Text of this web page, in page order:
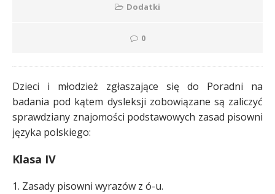
Dodatki
0
Dzieci i młodzież zgłaszające się do Poradni na
badania pod kątem dysleksji zobowiązane są zaliczyć
sprawdziany znajomości podstawowych zasad pisowni
języka polskiego:
Klasa IV
1. Zasady pisowni wyrazów z ó-u.